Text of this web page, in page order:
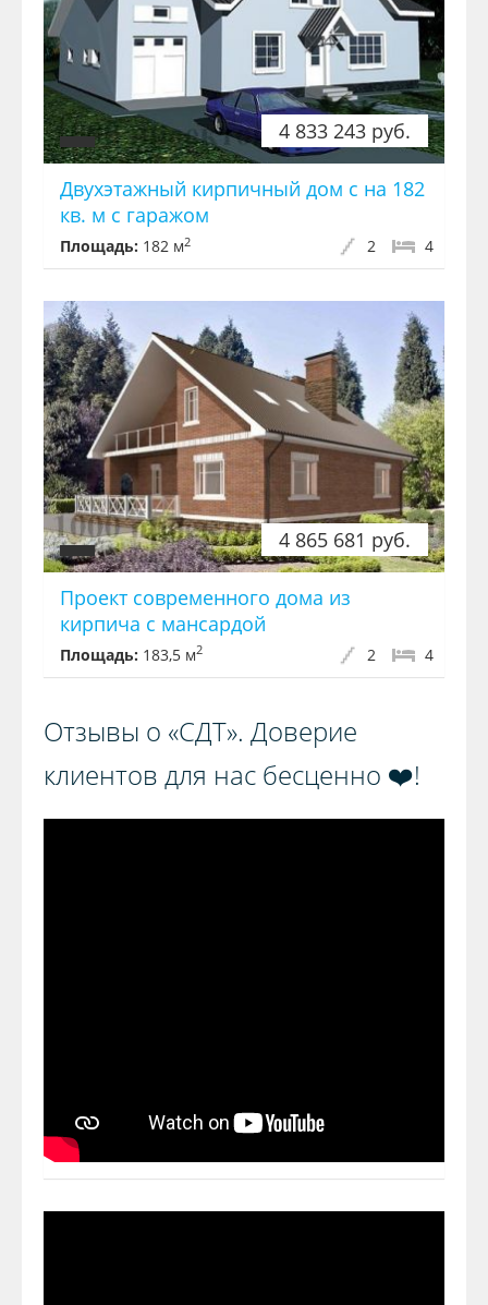
4 833 243 руб.
Двухэтажный кирпичный дом с на 182
кв. м с гаражом
Площадь: 182 м2 4
2
4 865 681 руб.
Проект современного дома из
кирпича с мансардой
Площадь: 183,5 м2 4
2
Отзывы о «СДТ». Доверие
клиентов для нас бесценно ❤️!